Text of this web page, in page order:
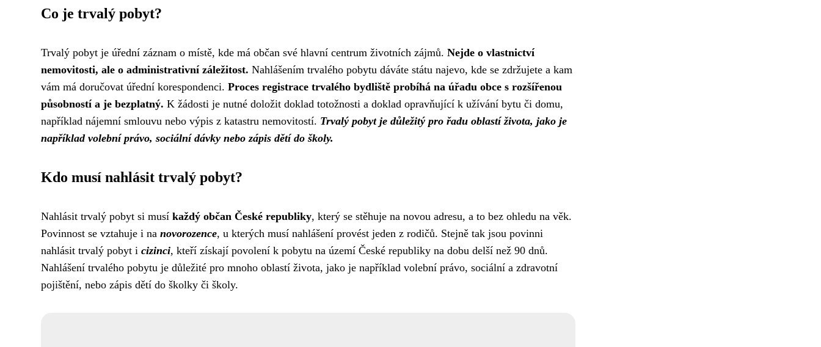
Co je trvalý pobyt?
Trvalý pobyt je úřední záznam o místě, kde má občan své hlavní centrum životních zájmů. Nejde o vlastnictví
nemovitosti, ale o administrativní záležitost. Nahlášením trvalého pobytu dáváte státu najevo, kde se zdržujete a kam
vám má doručovat úřední korespondenci. Proces registrace trvalého bydliště probíhá na úřadu obce s rozšířenou
působností a je bezplatný. K žádosti je nutné doložit doklad totožnosti a doklad opravňující k užívání bytu či domu,
například nájemní smlouvu nebo výpis z katastru nemovitostí. Trvalý pobyt je důležitý pro řadu oblastí života, jako je
například volební právo, sociální dávky nebo zápis dětí do školy.
Kdo musí nahlásit trvalý pobyt?
Nahlásit trvalý pobyt si musí každý občan České republiky, který se stěhuje na novou adresu, a to bez ohledu na věk.
Povinnost se vztahuje i na novorozence, u kterých musí nahlášení provést jeden z rodičů. Stejně tak jsou povinni
nahlásit trvalý pobyt i cizinci, kteří získají povolení k pobytu na území České republiky na dobu delší než 90 dnů.
Nahlášení trvalého pobytu je důležité pro mnoho oblastí života, jako je například volební právo, sociální a zdravotní
pojištění, nebo zápis dětí do školky či školy.